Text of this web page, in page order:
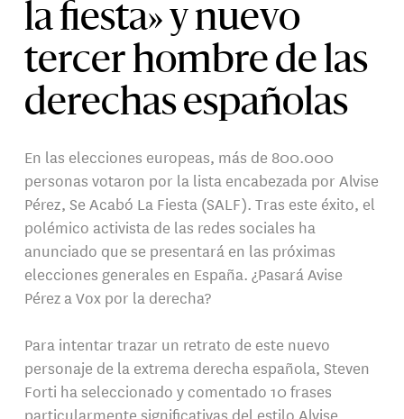
la fiesta» y nuevo
tercer hombre de las
derechas españolas
En las elecciones europeas, más de 800.000
personas votaron por la lista encabezada por Alvise
Pérez, Se Acabó La Fiesta (SALF). Tras este éxito, el
polémico activista de las redes sociales ha
anunciado que se presentará en las próximas
elecciones generales en España. ¿Pasará Avise
Pérez a Vox por la derecha?
Para intentar trazar un retrato de este nuevo
personaje de la extrema derecha española, Steven
Forti ha seleccionado y comentado 10 frases
particularmente significativas del estilo Alvise